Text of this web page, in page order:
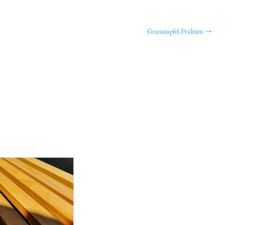
Granatapfel-Pralinen→